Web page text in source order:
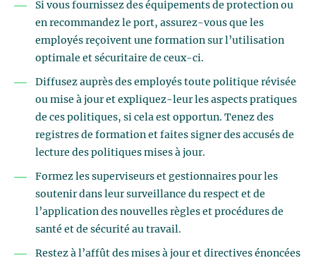
Si vous fournissez des équipements de protection ou
en recommandez le port, assurez-vous que les
employés reçoivent une formation sur l’utilisation
optimale et sécuritaire de ceux-ci.
Diffusez auprès des employés toute politique révisée
ou mise à jour et expliquez-leur les aspects pratiques
de ces politiques, si cela est opportun. Tenez des
registres de formation et faites signer des accusés de
lecture des politiques mises à jour.
Formez les superviseurs et gestionnaires pour les
soutenir dans leur surveillance du respect et de
l’application des nouvelles règles et procédures de
santé et de sécurité au travail.
Restez à l’affût des mises à jour et directives énoncées